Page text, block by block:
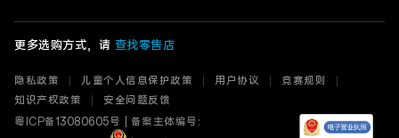
一加 Ace 6
一加智能手写笔 2
一加 Buds Ace 3
欢太
服务中心
更多选购方式，请 查找零售店
隐私政策 儿童个人信息保护政策 用户协议
竞赛规则
知识产权政策
安全问题反馈
粤ICP备13080605号
备案主体编号: